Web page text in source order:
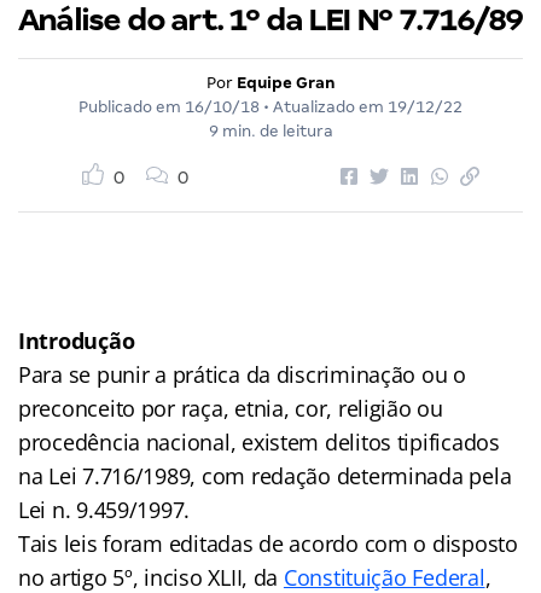
Análise do art. 1º da LEI Nº 7.716/89
Por Equipe Gran
Publicado em 16/10/18 • Atualizado em 19/12/22
9 min. de leitura
0 0
Introdução
Para se punir a prática da discriminação ou o
preconceito por raça, etnia, cor, religião ou
procedência nacional, existem delitos tipificados
na Lei 7.716/1989, com redação determinada pela
Lei n. 9.459/1997.
Tais leis foram editadas de acordo com o disposto
no artigo 5º, inciso XLII, da Constituição Federal,